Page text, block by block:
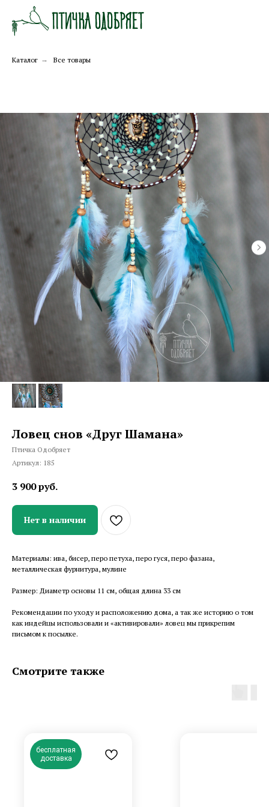
Каталог → Все товары
Ловец снов «Друг Шамана»
Птичка Одобряет
Артикул: 185
3 900руб.
Нет в наличии
Материалы: ива, бисер, перо петуха, перо гуся, перо фазана,
металлическая фурнитура, мулине
Размер: Диаметр основы 11 см, общая длина 33 см
Рекомендации по уходу и расположению дома, а так же историю о том
как индейцы использовали и «активировали» ловец мы прикрепим
письмом к посылке.
Смотрите также
бесплатная
доставка